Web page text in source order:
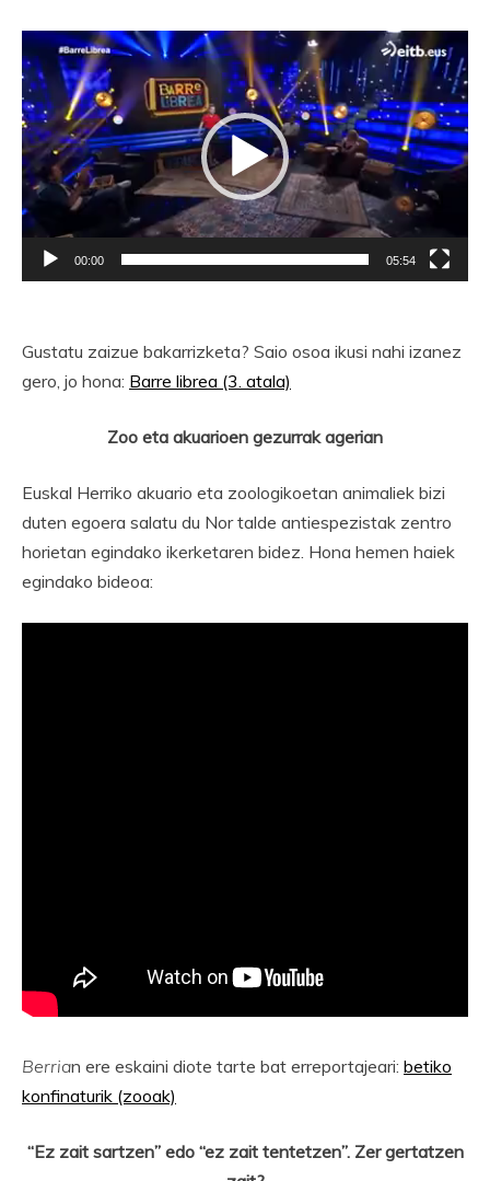
Bideo
erreproduzigailua
00:00 05:54
Gustatu zaizue bakarrizketa? Saio osoa ikusi nahi izanez
gero, jo hona: Barre librea (3. atala)
Zoo eta akuarioen gezurrak agerian
Euskal Herriko akuario eta zoologikoetan animaliek bizi
duten egoera salatu du Nor talde antiespezistak zentro
horietan egindako ikerketaren bidez. Hona hemen haiek
egindako bideoa:
Berrian ere eskaini diote tarte bat erreportajeari: betiko
konfinaturik (zooak)
“Ez zait sartzen” edo “ez zait tentetzen”. Zer gertatzen